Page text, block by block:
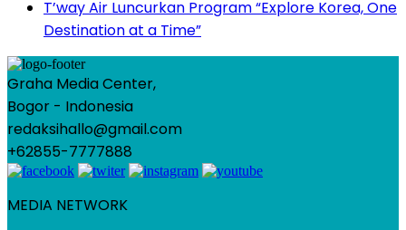
T’way Air Luncurkan Program “Explore Korea, One
Destination at a Time”
Graha Media Center,
Bogor - Indonesia
redaksihallo@gmail.com
+62855-7777888
MEDIA NETWORK